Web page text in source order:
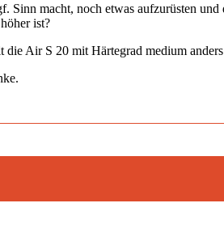
Sinn macht, noch etwas aufzurüsten
ist?
Air S 20 mit Härtegrad medium